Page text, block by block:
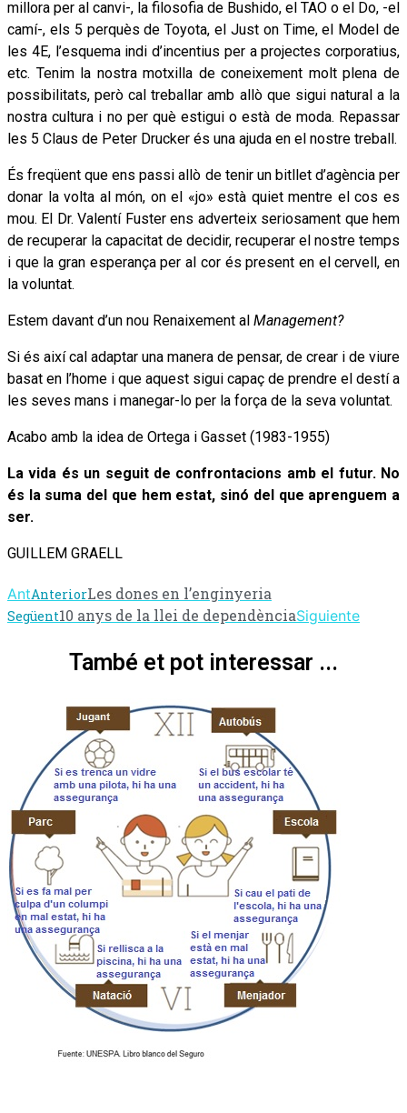
millora per al canvi-, la filosofia de Bushido, el TAO o el Do, -el
camí-, els 5 perquès de Toyota, el Just on Time, el Model de
les 4E, l’esquema indi d’incentius per a projectes corporatius,
etc. Tenim la nostra motxilla de coneixement molt plena de
possibilitats, però cal treballar amb allò que sigui natural a la
nostra cultura i no per què estigui o està de moda. Repassar
les 5 Claus de Peter Drucker és una ajuda en el nostre treball.
És freqüent que ens passi allò de tenir un bitllet d’agència per
donar la volta al món, on el «jo» està quiet mentre el cos es
mou. El Dr. Valentí Fuster ens adverteix seriosament que hem
de recuperar la capacitat de decidir, recuperar el nostre temps
i que la gran esperança per al cor és present en el cervell, en
la voluntat.
Estem davant d’un nou Renaixement al Management?
Si és així cal adaptar una manera de pensar, de crear i de viure
basat en l’home i que aquest sigui capaç de prendre el destí a
les seves mans i manegar-lo per la força de la seva voluntat.
Acabo amb la idea de Ortega i Gasset (1983-1955)
La vida és un seguit de confrontacions amb el futur. No
és la suma del que hem estat, sinó del que aprenguem a
ser.
GUILLEM GRAELL
AntAnteriorLes dones en l’enginyeria
Següent10 anys de la llei de dependènciaSiguiente
També et pot interessar ...